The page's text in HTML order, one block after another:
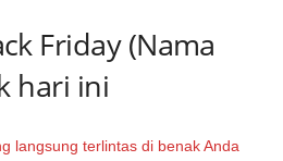
Friday (Nama
hari ini
langsung terlintas di benak Anda